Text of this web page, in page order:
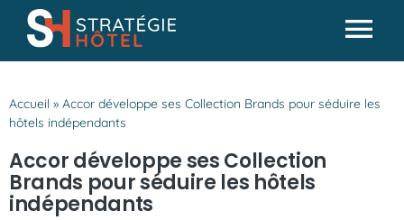
Passer
contenu
Analyses & conseils
Partenaires
Missions SH
Accueil » Accor développe ses Collection Brands pour séduire les
hôtels indépendants
Accor développe ses Collection
Brands pour séduire les hôtels
indépendants